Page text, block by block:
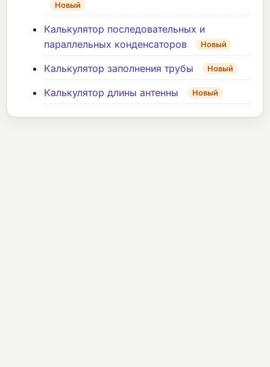
Новый
Калькулятор последовательных и
параллельных конденсаторов
Новый
Калькулятор заполнения трубы Новый
Калькулятор длины антенны Новый